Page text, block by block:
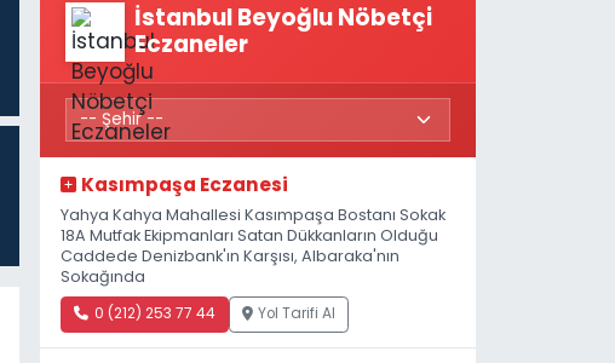
İstanbul Beyoğlu Nöbetçi
Eczaneler
Kasımpaşa Eczanesi
Yahya Kahya Mahallesi Kasımpaşa Bostanı Sokak
18A Mutfak Ekipmanları Satan Dükkanların Olduğu
Caddede Denizbank'ın Karşısı, Albaraka'nın
Sokağında
0 (212) 253 77 44 Yol Tarifi Al